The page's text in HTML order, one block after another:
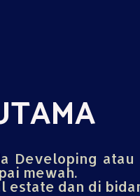
Developing
mewah.
estate dan di